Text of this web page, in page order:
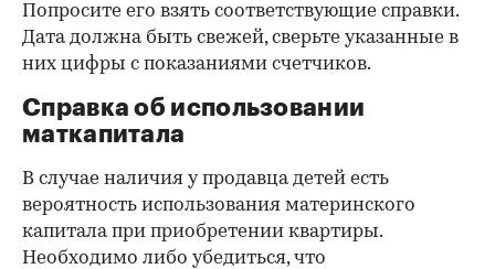
Попросите его взять соответствующие справки.
Дата должна быть свежей, сверьте указанные в
них цифры с показаниями счетчиков.
Справка об использовании
маткапитала
В случае наличия у продавца детей есть
вероятность использования материнского
капитала при приобретении квартиры.
Необходимо либо убедиться, что